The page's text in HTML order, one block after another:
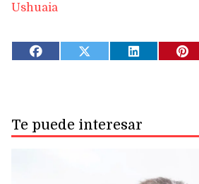
Ushuaia
Te puede interesar